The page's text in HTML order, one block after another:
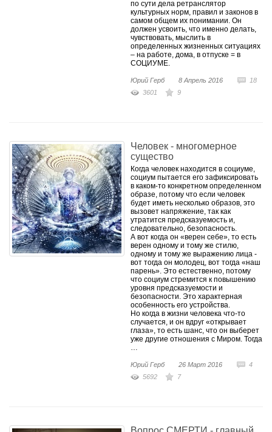
по сути дела ретранслятор
культурных норм, правил и законов в
самом общем их понимании. Он
должен усвоить, что именно делать,
чувствовать, мыслить в
определенных жизненных ситуациях
– на работе, дома, в отпуске = в
СОЦИУМЕ.
Юрий Герб 8 Апрель 2016
18
3601
9
Человек - многомерное
существо
Когда человек находится в социуме,
социум пытается его зафиксировать
в каком-то конкретном определенном
образе, потому что если человек
будет иметь несколько образов, это
вызовет напряжение, так как
утратится предсказуемость и,
следовательно, безопасность.
А вот когда он «верен себе», то есть
верен одному и тому же стилю,
одному и тому же выражению лица -
вот тогда он молодец, вот тогда «наш
парень». Это естественно, потому
что социум стремится к повышению
уровня предсказуемости и
безопасности. Это характерная
особенность его устройства.
Но когда в жизни человека что-то
случается, и он вдруг «открывает
глаза», то есть шанс, что он выберет
уже другие отношения с Миром. Тогда
…
Юрий Герб 26 Март 2016
4
5692
7